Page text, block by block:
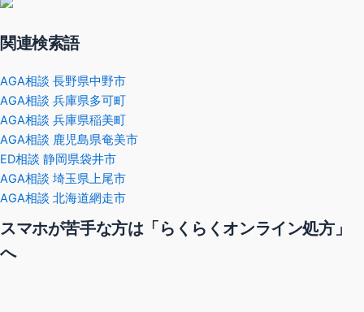
関連検索語
AGA相談 長野県中野市
AGA相談 兵庫県多可町
AGA相談 兵庫県稲美町
AGA相談 鹿児島県奄美市
ED相談 静岡県袋井市
AGA相談 埼玉県上尾市
AGA相談 北海道網走市
スマホが苦手な方は「らくらくオンライン処方」
へ